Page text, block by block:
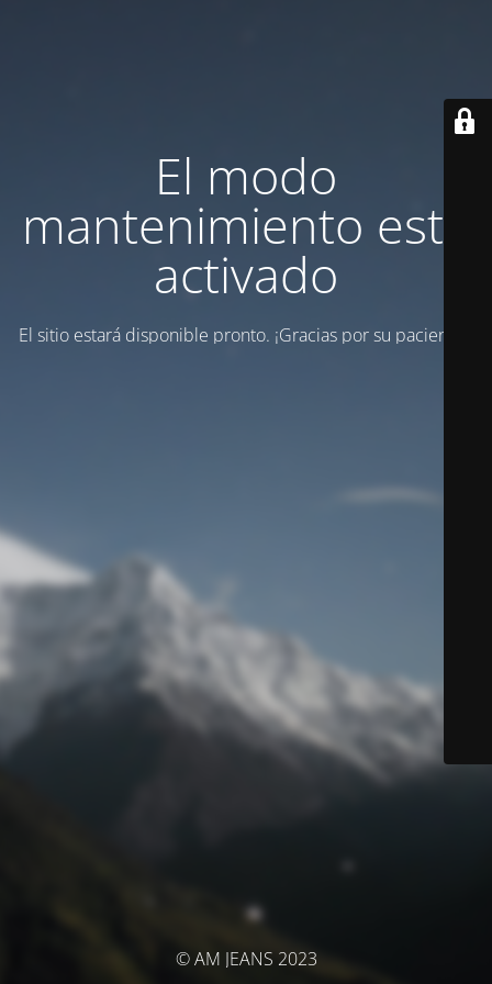
El modo
mantenimiento está
activado
El sitio estará disponible pronto. ¡Gracias por su paciencia!
© AM JEANS 2023